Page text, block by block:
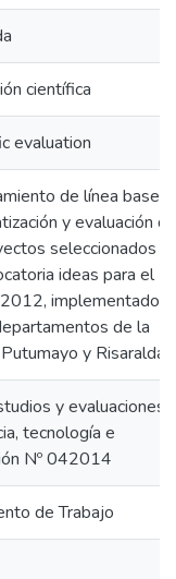
científica
evaluation
de línea base,
y evaluación de
seleccionados
ideas para el
implementados
de la
y Risaralda
y evaluaciones
tecnología e
Nº 042014
de Trabajo